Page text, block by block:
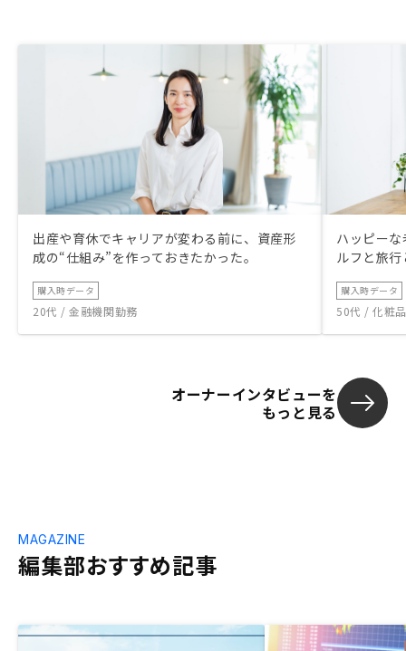
出産や育休でキャリアが変わる前に、資産形
成の“仕組み”を作っておきたかった。
購入時データ
20代 / 金融機関勤務
ハッピー
ルフと旅
購入時データ
50代 / 化粧
オーナーインタビューを
もっと見る
編集部おすすめ記事
MAGAZINE